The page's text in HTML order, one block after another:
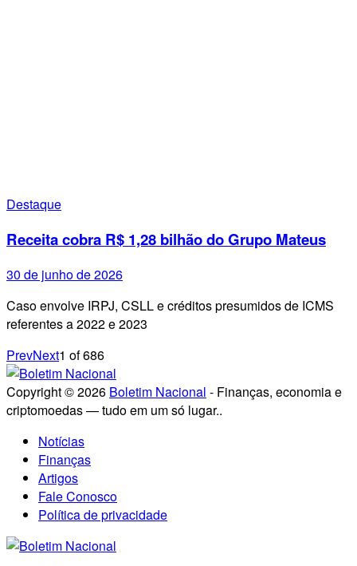
Destaque
Receita cobra R$ 1,28 bilhão do Grupo Mateus
30 de junho de 2026
Caso envolve IRPJ, CSLL e créditos presumidos de ICMS
referentes a 2022 e 2023
PrevNext1 of686
Copyright © 2026 Boletim Nacional - Finanças, economia e
criptomoedas — tudo em um só lugar..
Notícias
Finanças
Artigos
Fale Conosco
Política de privacidade